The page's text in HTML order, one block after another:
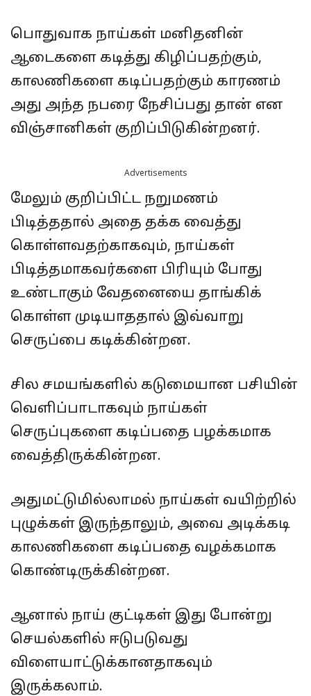
பொதுவாக நாய்கள் மனிதனின்
ஆடைகளை கடித்து கிழிப்பதற்கும்,
காலணிகளை கடிப்பதற்கும் காரணம்
அது அந்த நபரை நேசிப்பது தான் என
விஞ்சானிகள் குறிப்பிடுகின்றனர்.
Advertisements
மேலும் குறிப்பிட்ட நறுமணம்
பிடித்ததால் அதை தக்க வைத்து
கொள்ளவதற்காகவும், நாய்கள்
பிடித்தமாகவர்களை பிரியும் போது
உண்டாகும் வேதனையை தாங்கிக்
கொள்ள முடியாததால் இவ்வாறு
செருப்பை கடிக்கின்றன.
சில சமயங்களில் கடுமையான பசியின்
வெளிப்பாடாகவும் நாய்கள்
செருப்புகளை கடிப்பதை பழக்கமாக
வைத்திருக்கின்றன.
அதுமட்டுமில்லாமல் நாய்கள் வயிற்றில்
புழுக்கள் இருந்தாலும், அவை அடிக்கடி
காலணிகளை கடிப்பதை வழக்கமாக
கொண்டிருக்கின்றன.
ஆனால் நாய் குட்டிகள் இது போன்று
செயல்களில் ஈடுபடுவது
விளையாட்டுக்கானதாகவும்
இருக்கலாம்.